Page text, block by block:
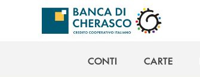
Salta al contenuto principale
CONTI
CARTE